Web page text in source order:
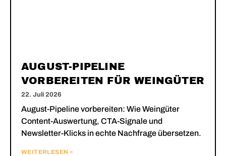
AUGUST-PIPELINE
VORBEREITEN FÜR WEINGÜTER
22. Juli 2026
August-Pipeline vorbereiten: Wie Weingüter
Content-Auswertung, CTA-Signale und
Newsletter-Klicks in echte Nachfrage übersetzen.
WEITERLESEN »